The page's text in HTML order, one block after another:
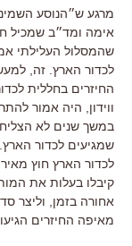
מרגע ש״הנוסע
אימה ומד״ב שמכיל
שהמסלול העלילתי
לכדור הארץ זה
החיזרים בחללית
ווידון
היה אמור
במשך שנים לא
שמגיעים לכדור
לכדור הארץ חוץ
קיבלו בעלות את
אחורה בזמן
וליצר
מאיפה החיזרים הגיעו